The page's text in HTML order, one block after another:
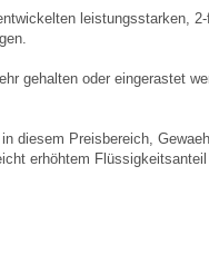
leistungsstarken,
gehalten oder eingerastet
diesem Preisbereich,
erhöhtem Flüssigkeitsanteil